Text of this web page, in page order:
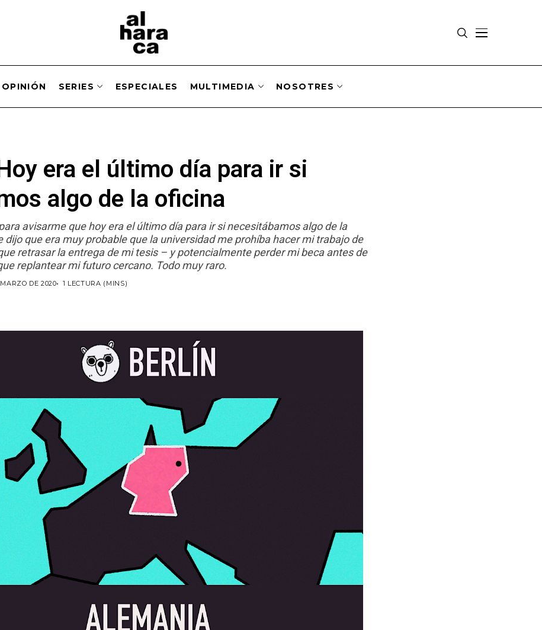
OPINIÓN SERIES ESPECIALES MULTIMEDIA NOSOTRES
era el último día para ir si
algo de la oficina
avisarme que hoy era el último día para ir si necesitábamos algo de la
dijo que era muy probable que la universidad me prohíba hacer mi trabajo de
retrasar la entrega de mi tesis – y potencialmente perder mi beca antes de
replantear mi futuro cercano. Todo muy raro.
DE 2020 1 LECTURA (MINS)